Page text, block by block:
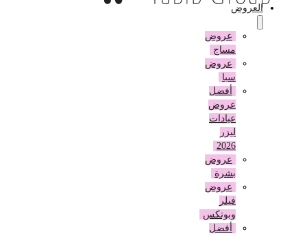
العروض
عروض
مساج
عروض
أفضل
عروض
عيادات
عروض
بشرة
عروض
وبوتكس
أفضل